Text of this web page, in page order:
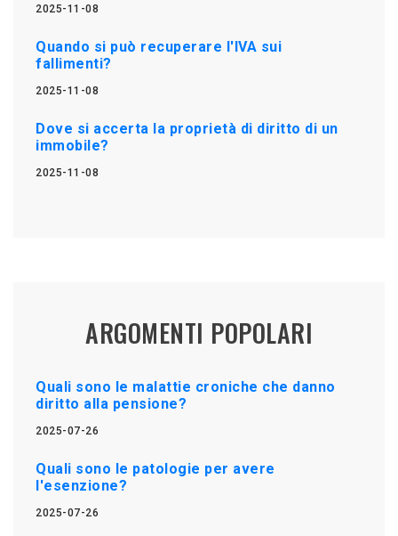
2025-11-08
Quando si può recuperare l'IVA sui
fallimenti?
2025-11-08
Dove si accerta la proprietà di diritto di un
immobile?
2025-11-08
ARGOMENTI POPOLARI
Quali sono le malattie croniche che danno
diritto alla pensione?
2025-07-26
Quali sono le patologie per avere
l'esenzione?
2025-07-26